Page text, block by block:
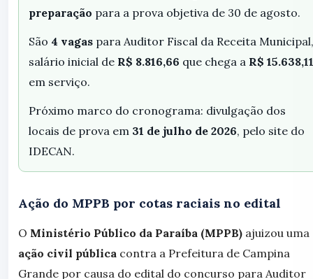
preparação para a prova objetiva de 30 de agosto.
São 4 vagas para Auditor Fiscal da Receita Municipal,
salário inicial de R$ 8.816,66 que chega a R$ 15.638,11
em serviço.
Próximo marco do cronograma: divulgação dos
locais de prova em 31 de julho de 2026, pelo site do
IDECAN.
Ação do MPPB por cotas raciais no edital
O Ministério Público da Paraíba (MPPB) ajuizou uma
ação civil pública contra a Prefeitura de Campina
Grande por causa do edital do concurso para Auditor